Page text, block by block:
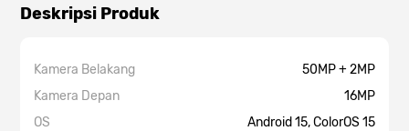
Deskripsi Produk
Kamera Belakang
50MP + 2MP
Kamera Depan
16MP
OS
Android 15, ColorOS 15